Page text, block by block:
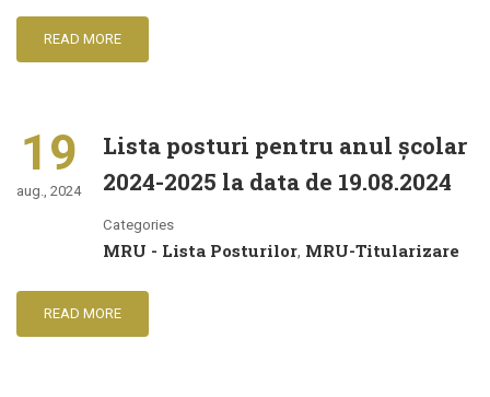
READ MORE
19
aug., 2024
Lista posturi pentru anul şcolar
2024-2025 la data de 19.08.2024
Categories
MRU - Lista Posturilor, MRU-Titularizare
READ MORE